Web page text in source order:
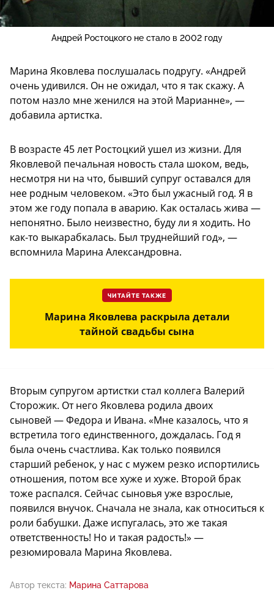
Андрей Ростоцкого не стало в 2002 году
Марина Яковлева послушалась подругу. «Андрей
очень удивился. Он не ожидал, что я так скажу. А
потом назло мне женился на этой Марианне», —
добавила артистка.
В возрасте 45 лет Ростоцкий ушел из жизни. Для
Яковлевой печальная новость стала шоком, ведь,
несмотря ни на что, бывший супруг оставался для
нее родным человеком. «Это был ужасный год. Я в
этом же году попала в аварию. Как осталась жива —
непонятно. Было неизвестно, буду ли я ходить. Но
как-то выкарабкалась. Был труднейший год», —
вспомнила Марина Александровна.
ЧИТАЙТЕ ТАКЖЕ
Марина Яковлева раскрыла детали
тайной свадьбы сына
Вторым супругом артистки стал коллега Валерий
Сторожик. От него Яковлева родила двоих
сыновей — Федора и Ивана. «Мне казалось, что я
встретила того единственного, дождалась. Год я
была очень счастлива. Как только появился
старший ребенок, у нас с мужем резко испортились
отношения, потом все хуже и хуже. Второй брак
тоже распался. Сейчас сыновья уже взрослые,
появился внучок. Сначала не знала, как относиться к
роли бабушки. Даже испугалась, это же такая
ответственность! Но и такая радость!» —
резюмировала Марина Яковлева.
Автор текста: Марина Саттарова